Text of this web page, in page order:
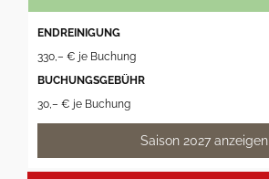
ENDREINIGUNG
330,– € je Buchung
BUCHUNGSGEBÜHR
30,– € je Buchung
Saison 2027 anzeigen